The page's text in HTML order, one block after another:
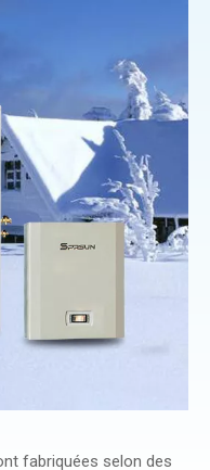
fabriquées selon des